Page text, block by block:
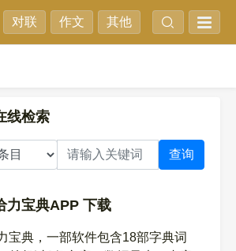
对联 作文 其他
线检索
查询
力宝典APP 下载
宝典，一部软件包含18部字典词